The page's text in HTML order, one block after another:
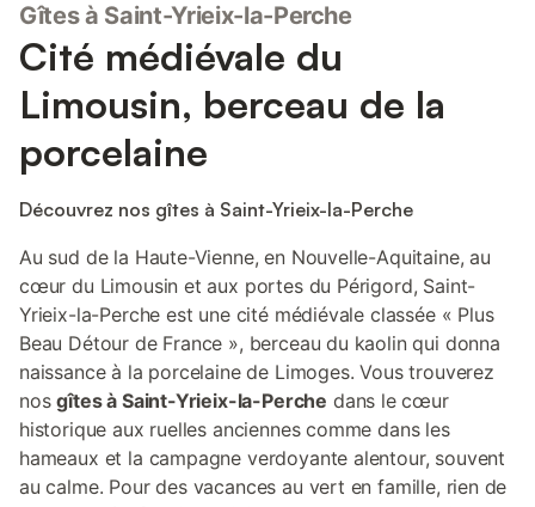
se promener dans la ville, visiter les villes et villages voisins et la
région car la maison est à distance de marche de la gare locale.
LE VILLAGE Saint Yrieix la Perche est une petite ville de la Haute
Vienne (Limousin) avec un beau centre ancien. La ville est située
à la frontière de la Dordogne, de la Corrèze et de la Haute
Vienne et de sa cité médiévale centre est classé parmi les «Plus
Beaux Détours de France» et est une étape sur «La Route
nombreux magasins et marchés. St Yrieix possède de
Gîtes à Saint-Yrieix-la-Perche
Cité médiévale du
Limousin, berceau de la
porcelaine
Découvrez nos gîtes à Saint-Yrieix-la-Perche
Au sud de la Haute-Vienne, en Nouvelle-Aquitaine, au
cœur du Limousin et aux portes du Périgord, Saint-
Yrieix-la-Perche est une cité médiévale classée « Plus
Beau Détour de France », berceau du kaolin qui donna
naissance à la porcelaine de Limoges. Vous trouverez
nosgîtes à Saint-Yrieix-la-Perche dans le cœur
historique aux ruelles anciennes comme dans les
hameaux et la campagne verdoyante alentour, souvent
au calme. Pour des vacances au vert en famille, rien de